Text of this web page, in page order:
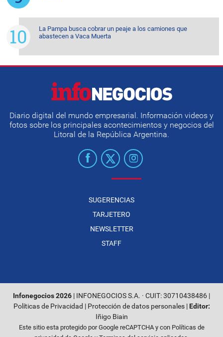
La Pampa busca cobrar un peaje a los camiones que
abastecen a Vaca Muerta
Diario digital del mundo empresarial. Información videos y
fotos sobre los principales acontecimientos y negocios del
Litoral de la República Argentina.
SUGERENCIAS
TARJETERO
NEWSLETTER
STAFF
Infonegocios 2026 | INFONEGOCIOS S.A. · CUIT: 30710438486 |
Políticas de Privacidad | Protección de datos personales| Editor:
Iñigo Biain
Este sitio esta protegido por Google reCAPTCHA y con Políticas de